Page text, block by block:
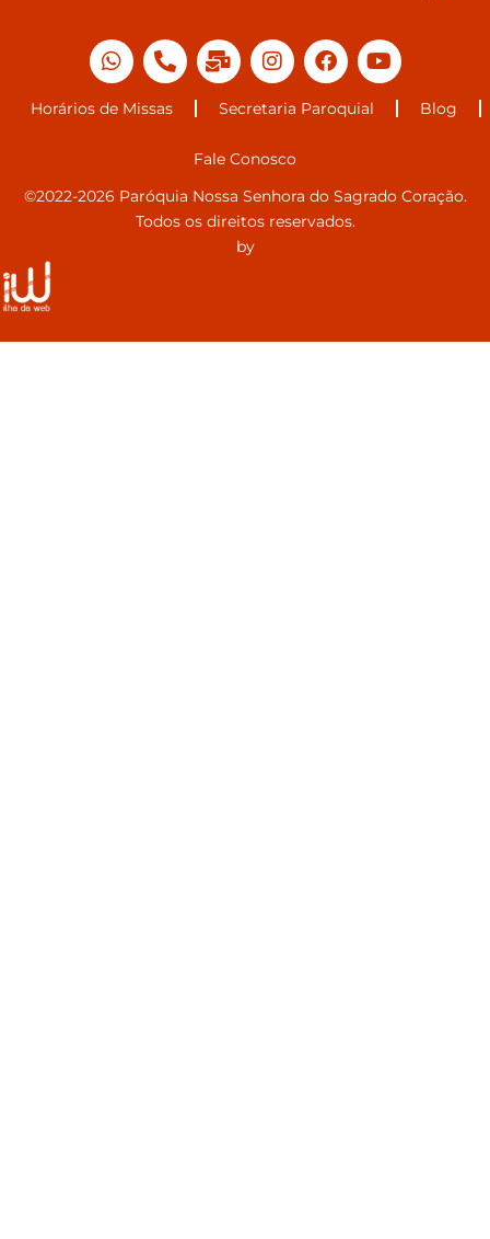
Horários de Missas Secretaria Paroquial Blog
Fale Conosco
©2022-2026 Paróquia Nossa Senhora do Sagrado Coração.
Todos os direitos reservados.
by